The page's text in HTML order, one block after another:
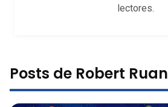
lectores.
Posts de Robert Ruan